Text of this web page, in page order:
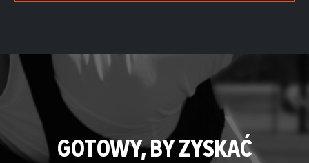
GOTOWY, BY ZYSKAĆ